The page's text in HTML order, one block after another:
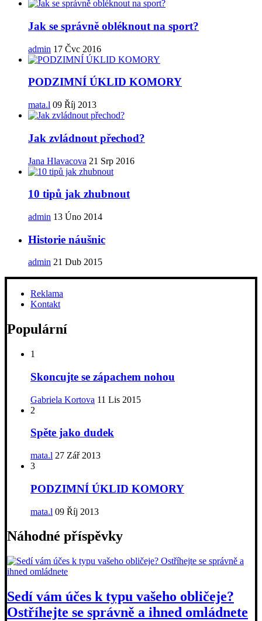
Jak se správně obléknout na sport?
admin 17 Čvc 2016
PODZIMNÍ ÚKLID KOMORY
mata.l 09 Říj 2013
Jak zvládnout přechod?
Jana Hlavacova 21 Srp 2016
10 tipů jak zhubnout
admin 13 Úno 2014
Historie náušnic
admin 21 Dub 2015
Reklama
Kontakt
Populární
1
Skoncujte se zápachem nohou
Gabriela Kortova 11 Lis 2015
2
Spěte jako dudek
mata.l 27 Zář 2013
3
PODZIMNÍ ÚKLID KOMORY
mata.l 09 Říj 2013
Náhodné příspěvky
Sedí vám účes k typu vašeho obličeje?
Ostříhejte se správně a ihned omládnete